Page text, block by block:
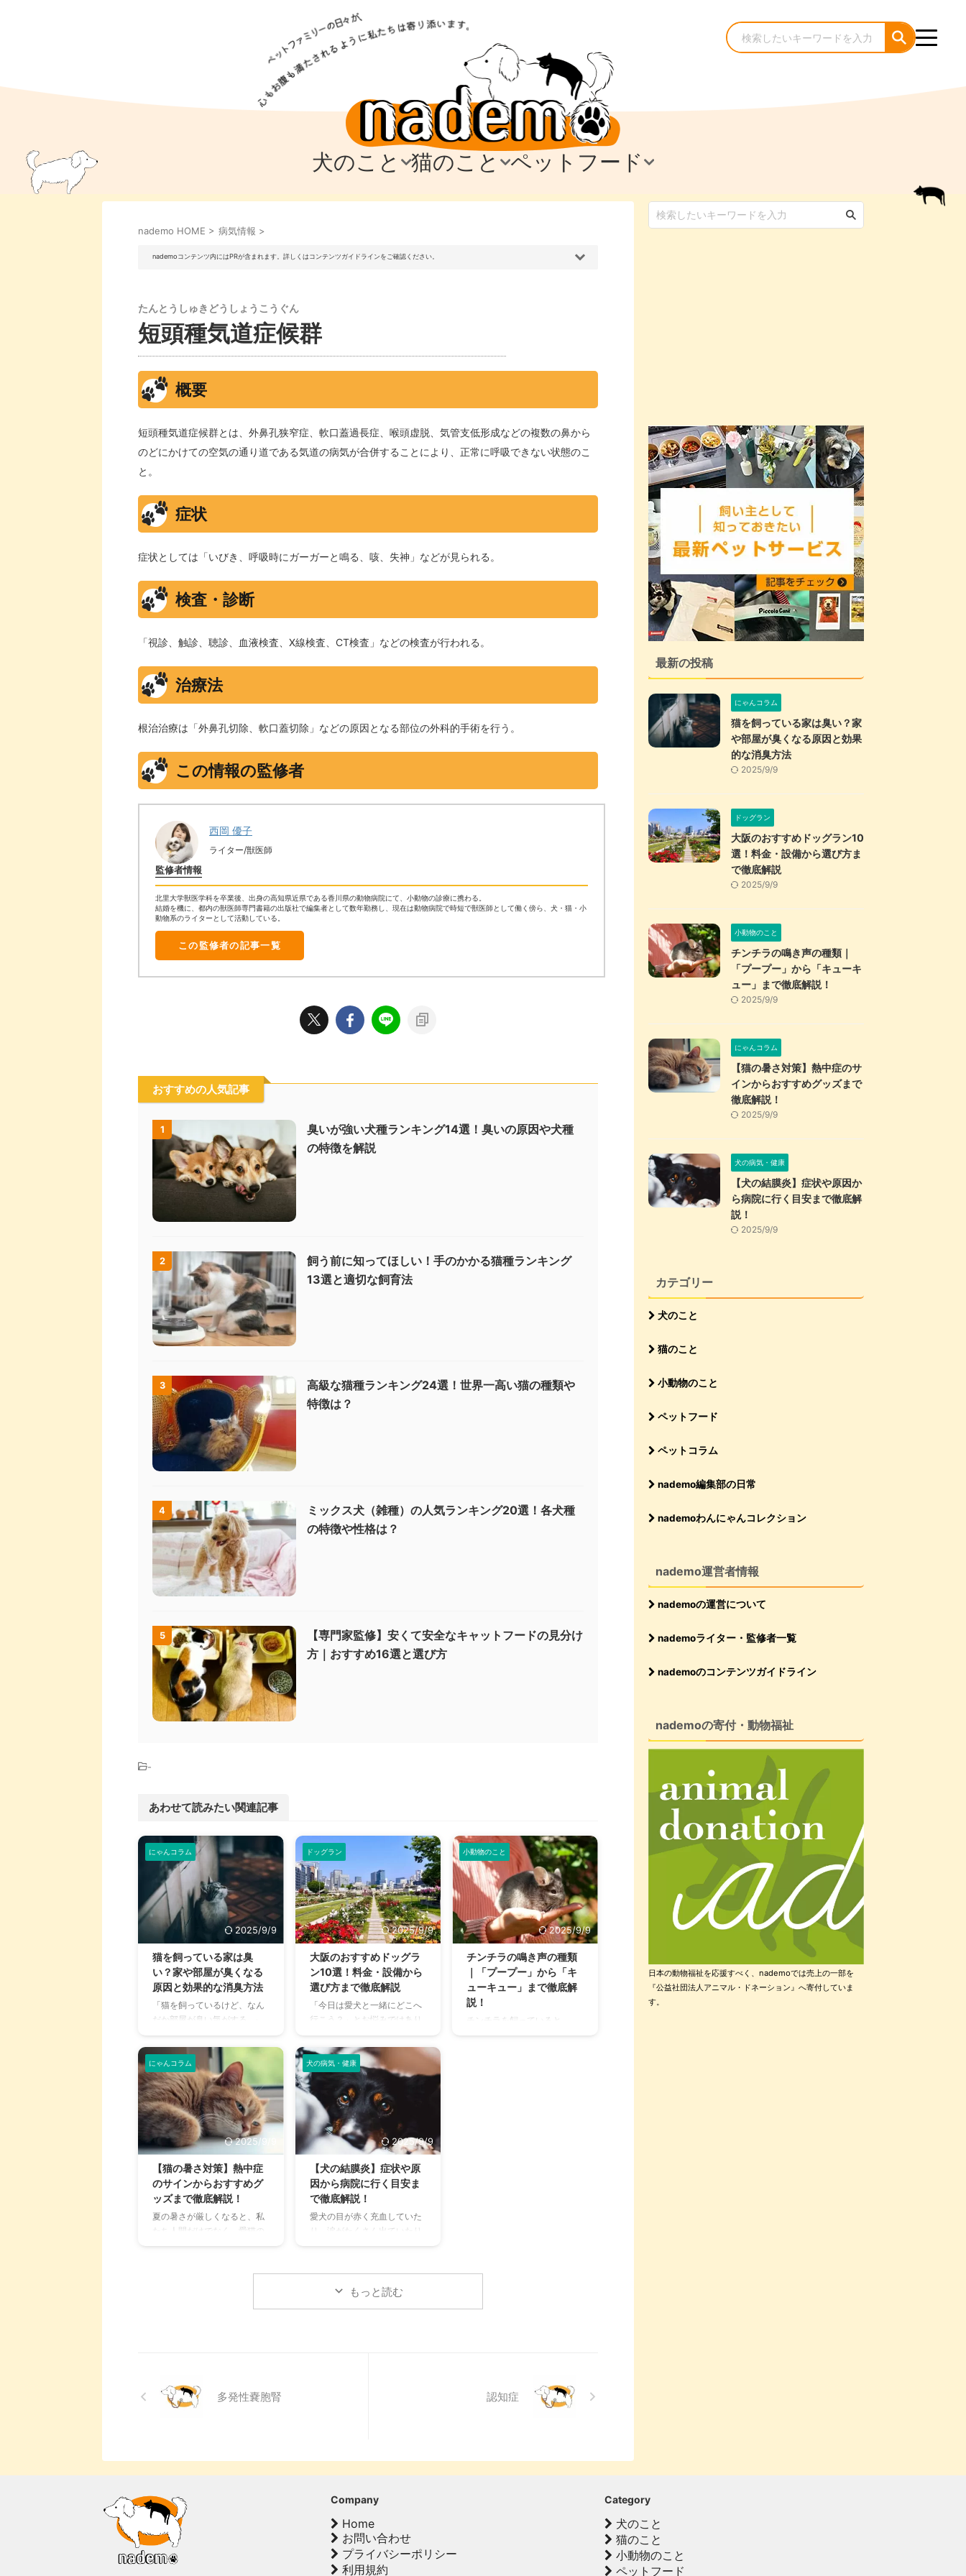
犬のこと
犬のこと
犬のケア・お手入れ
犬のしつけ
猫のこと
猫のこと
猫のケア・お手入れ
猫のしつけ
ペットフード
ペットフード
nademo HOME > 病気情報 >
nademoコンテンツ内にはPRが含まれます。詳しくはコンテンツガイドラインをご確認ください。
たんとうしゅきどうしょうこうぐん
短頭種気道症候群
概要
短頭種気道症候群とは、外鼻孔狭窄症、軟口蓋過長症、喉頭虚脱、気管支低形成などの複数の鼻から
のどにかけての空気の通り道である気道の病気が合併することにより、正常に呼吸できない状態のこ
と。
症状
症状としては「いびき、呼吸時にガーガーと鳴る、咳、失神」などが見られる。
検査・診断
「視診、触診、聴診、血液検査、X線検査、CT検査」などの検査が行われる。
治療法
根治治療は「外鼻孔切除、軟口蓋切除」などの原因となる部位の外科的手術を行う。
この情報の監修者
監修者情報
西岡 優子
ライター/獣医師
北里大学獣医学科を卒業後、出身の高知県近県である香川県の動物病院にて、小動物の診療に携わる。
結婚を機に、都内の獣医師専門書籍の出版社で編集者として数年勤務し、現在は動物病院で時短で獣医師として働く傍ら、犬・猫・小
動物系のライターとして活動している。
この監修者の記事一覧
おすすめの人気記事
1
臭いが強い犬種ランキング14選！臭いの原因や犬種
の特徴を解説
2
飼う前に知ってほしい！手のかかる猫種ランキング
13選と適切な飼育法
3
高級な猫種ランキング24選！世界一高い猫の種類や
特徴は？
4
ミックス犬（雑種）の人気ランキング20選！各犬種
の特徴や性格は？
5
【専門家監修】安くて安全なキャットフードの見分け
方｜おすすめ16選と選び方
-
あわせて読みたい関連記事
にゃんコラム
2025/9/9
猫を飼っている家は臭
い？家や部屋が臭くなる
原因と効果的な消臭方法
「猫を飼っているけど、なん
だか部屋が臭い気がする…」
そんなお悩みはありません
か？猫との暮らしは幸せで満
ちていますが、独特のにおい
が気になるという飼い主さん
は少なくありません。 特に、
来客時などは「うちのにお
い、大丈夫かな？」と不安に
感じてしまうこともあるでし
ょう。 この記事では、猫のに
おいの原因を根本から突き止
め、トイレ、体、部屋など、
場所別に具体的な消臭対策を
徹底的に解説します。 さら
に、猫と飼い主さん両方にと
ドッグラン
2025/9/9
大阪のおすすめドッグラ
ン10選！料金・設備から
選び方まで徹底解説
「今日は愛犬と一緒にどこへ
行こう？」とお悩みではあり
ませんか？大阪には、広大な
敷地でのびのびと遊べるドッ
グランから、都心でアクセス
しやすい便利な施設まで、魅
力的なドッグランがたくさん
あります。 しかし、「初めて
ドッグランに行くから不安」
「どの施設が愛犬に合ってい
るかわからない」という方も
多いのではないでしょうか。
この記事では、大阪府内にあ
る人気のドッグランを厳選
し、料金、広さ、利用条件、
設備など、気になる情報を網
小動物のこと
2025/9/9
チンチラの鳴き声の種類
｜「プープー」から「キ
ューキュー」まで徹底解
説！
チンチラを飼っていると、
「プープー」「キューキュ
にゃんコラム
2025/9/9
【猫の暑さ対策】熱中症
のサインからおすすめグ
ッズまで徹底解説！
夏の暑さが厳しくなると、私
たち人間だけでなく、愛猫の
健康も気になりますよね。特
ように汗をかいて体温を調節
解説します。 さらに、留守番
中の注意点や、猫が本当に喜
記事を読んで、愛猫が安全で
快適な夏を過ごせるように、
犬の病気・健康
2025/9/9
【犬の結膜炎】症状や原
因から病院に行く目安ま
で徹底解説！
愛犬の目が赤く充血していた
り、涙がたくさん出ていたり
すると、心配になりますよ
「結膜炎」かもしれません。
結膜炎は犬によく見られる目
この記事を読んで、愛犬の目
の健康を守るための知識を身
もっと読む
多発性嚢胞腎 認知症
最新の投稿
にゃんコラム
猫を飼っている家は臭い？家
や部屋が臭くなる原因と効果
的な消臭方法
2025/9/9
ドッグラン
大阪のおすすめドッグラン10
選！料金・設備から選び方ま
で徹底解説
2025/9/9
小動物のこと
チンチラの鳴き声の種類｜
「プープー」から「キューキ
ュー」まで徹底解説！
2025/9/9
にゃんコラム
【猫の暑さ対策】熱中症のサ
インからおすすめグッズまで
徹底解説！
2025/9/9
犬の病気・健康
【犬の結膜炎】症状や原因か
ら病院に行く目安まで徹底解
説！
2025/9/9
カテゴリー
犬のこと
猫のこと
小動物のこと
ペットフード
ペットコラム
nademo編集部の日常
nademoわんにゃんコレクション
nademo運営者情報
nademoの運営について
nademoライター・監修者一覧
nademoのコンテンツガイドライン
nademoの寄付・動物福祉
日本の動物福祉を応援すべく、nademoでは売上の一部を
『公益社団法人アニマル・ドネーション』へ寄付していま
す。
Company
Home
お問い合わせ
プライバシーポリシー
利用規約
Category
犬のこと
猫のこと
小動物のこと
ペットフード